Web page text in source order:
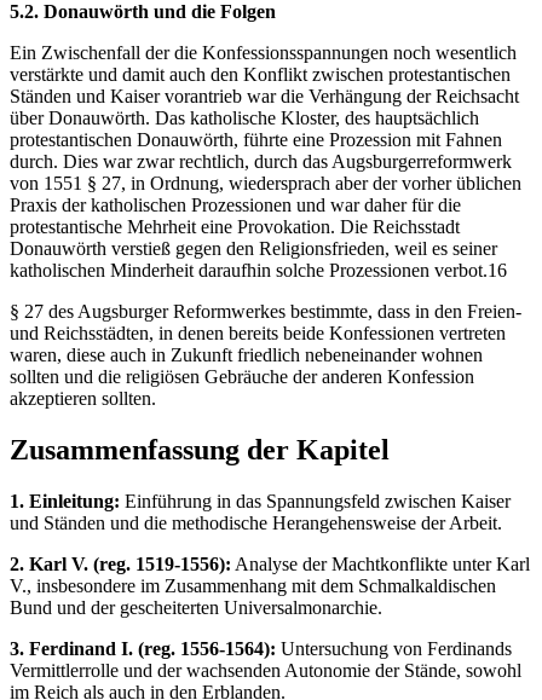
5.2. Donauwörth und die Folgen
Ein Zwischenfall der die Konfessionsspannungen noch wesentlich
verstärkte und damit auch den Konflikt zwischen protestantischen
Ständen und Kaiser vorantrieb war die Verhängung der Reichsacht
über Donauwörth. Das katholische Kloster, des hauptsächlich
protestantischen Donauwörth, führte eine Prozession mit Fahnen
durch. Dies war zwar rechtlich, durch das Augsburgerreformwerk
von 1551 § 27, in Ordnung, wiedersprach aber der vorher üblichen
Praxis der katholischen Prozessionen und war daher für die
protestantische Mehrheit eine Provokation. Die Reichsstadt
Donauwörth verstieß gegen den Religionsfrieden, weil es seiner
katholischen Minderheit daraufhin solche Prozessionen verbot.16
§ 27 des Augsburger Reformwerkes bestimmte, dass in den Freien-
und Reichsstädten, in denen bereits beide Konfessionen vertreten
waren, diese auch in Zukunft friedlich nebeneinander wohnen
sollten und die religiösen Gebräuche der anderen Konfession
akzeptieren sollten.
Zusammenfassung der Kapitel
1. Einleitung: Einführung in das Spannungsfeld zwischen Kaiser
und Ständen und die methodische Herangehensweise der Arbeit.
2. Karl V. (reg. 1519-1556): Analyse der Machtkonflikte unter Karl
V., insbesondere im Zusammenhang mit dem Schmalkaldischen
Bund und der gescheiterten Universalmonarchie.
3. Ferdinand I. (reg. 1556-1564): Untersuchung von Ferdinands
Vermittlerrolle und der wachsenden Autonomie der Stände, sowohl
im Reich als auch in den Erblanden.